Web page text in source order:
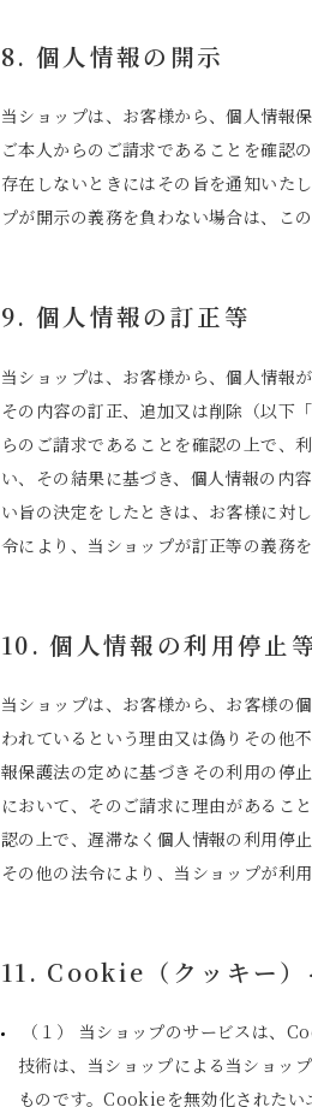
8. 個人情報の開示
当ショップは、お客様から、個人情報
ご本人からのご請求であることを確認
存在しないときにはその旨を通知いた
プが開示の義務を負わない場合は、こ
9. 個人情報の訂正等
当ショップは、お客様から、個人情報
その内容の訂正、追加又は削除（以下
らのご請求であることを確認の上で、
い、その結果に基づき、個人情報の内
い旨の決定をしたときは、お客様に対
令により、当ショップが訂正等の義務
10. 個人情報の利用停止
当ショップは、お客様から、お客様の
われているという理由又は偽りその他
報保護法の定めに基づきその利用の停
において、そのご請求に理由があるこ
認の上で、遅滞なく個人情報の利用停
その他の法令により、当ショップが利
11. Cookie（クッキー）
（１） 当ショップのサービスは、
技術は、当ショップによる当ショッ
ものです。Cookieを無効化された